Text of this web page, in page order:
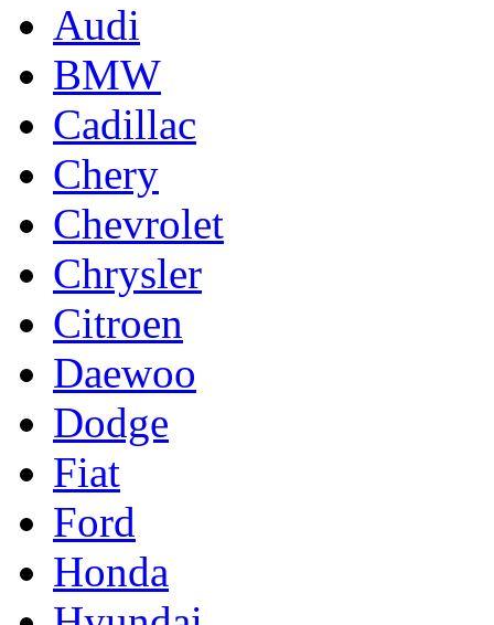
Audi
BMW
Cadillac
Chery
Chevrolet
Chrysler
Citroen
Daewoo
Dodge
Fiat
Ford
Honda